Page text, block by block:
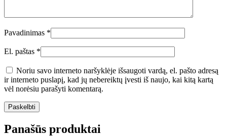
Pavadinimas *
El. paštas *
Noriu savo interneto naršyklėje išsaugoti vardą, el. pašto adresą
ir interneto puslapį, kad jų nebereiktų įvesti iš naujo, kai kitą kartą
vėl norėsiu parašyti komentarą.
Panašūs produktai